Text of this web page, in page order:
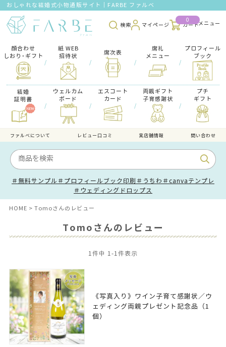
おしゃれな結婚式小物通販サイト｜FARBE ファルベ
検索 マイページ
0
カート
顔合わせ
しおり･ギフト
/
紙 WEB
招待状
/
席次表
/
席礼
メニュー
/
プロフィール
ブック
結婚
証明書
/
ウェルカム
ボード
/
エスコート
カード
/
両親ギフト
子育感謝状
/
プチ
ギフト
ファルべについて レビュー口コミ 実店舗情報 問い合わせ
＃無料サンプル ＃プロフィールブック印刷 ＃うちわ ＃canvaテンプレ
＃ウェディングドロップス
HOME Tomoさんのレビュー
Tomoさんのレビュー
1 件中 1 -1 件表示
《写真入り》ワイン子育て感謝状／ウ
ェディング両親プレゼント記念品（1
個）